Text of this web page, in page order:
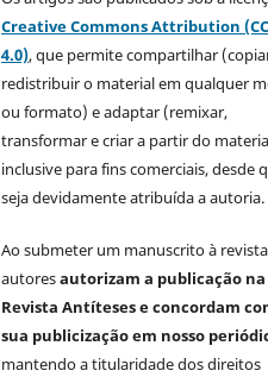
Creative Commons Attribution
4.0), que permite compartilhar
redistribuir o material em qualquer
ou formato) e adaptar (remixar,
transformar e criar a partir do
inclusive para fins comerciais, desde
seja devidamente atribuída a autoria.
Ao submeter um manuscrito à
autoresautorizam a publicação na
Revista Antíteses e concordam
sua publicização em nosso
mantendo a titularidade dos direitos